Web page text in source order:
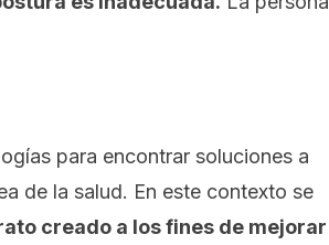
para encontrar soluciones a
de la salud. En este contexto se
creado a los fines de mejorar